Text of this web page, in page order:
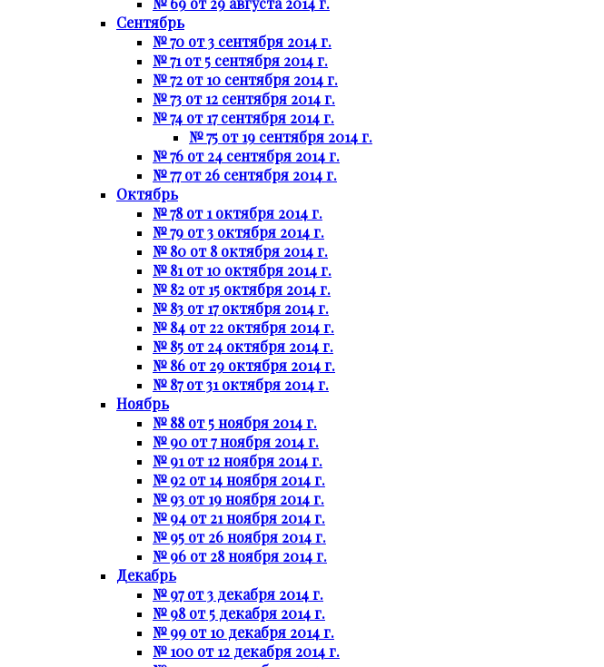
Сентябрь
№ 70 от 3 сентября 2014 г.
№ 71 от 5 сентября 2014 г.
№ 72 от 10 сентября 2014 г.
№ 73 от 12 сентября 2014 г.
№ 74 от 17 сентября 2014 г.
№ 75 от 19 сентября 2014 г.
№ 76 от 24 сентября 2014 г.
№ 77 от 26 сентября 2014 г.
Октябрь
№ 78 от 1 октября 2014 г.
№ 79 от 3 октября 2014 г.
№ 80 от 8 октября 2014 г.
№ 81 от 10 октября 2014 г.
№ 82 от 15 октября 2014 г.
№ 83 от 17 октября 2014 г.
№ 84 от 22 октября 2014 г.
№ 85 от 24 октября 2014 г.
№ 86 от 29 октября 2014 г.
№ 87 от 31 октября 2014 г.
Ноябрь
№ 88 от 5 ноября 2014 г.
№ 90 от 7 ноября 2014 г.
№ 91 от 12 ноября 2014 г.
№ 92 от 14 ноября 2014 г.
№ 93 от 19 ноября 2014 г.
№ 94 от 21 ноября 2014 г.
№ 95 от 26 ноября 2014 г.
№ 96 от 28 ноября 2014 г.
Декабрь
№ 97 от 3 декабря 2014 г.
№ 98 от 5 декабря 2014 г.
№ 99 от 10 декабря 2014 г.
№ 100 от 12 декабря 2014 г.